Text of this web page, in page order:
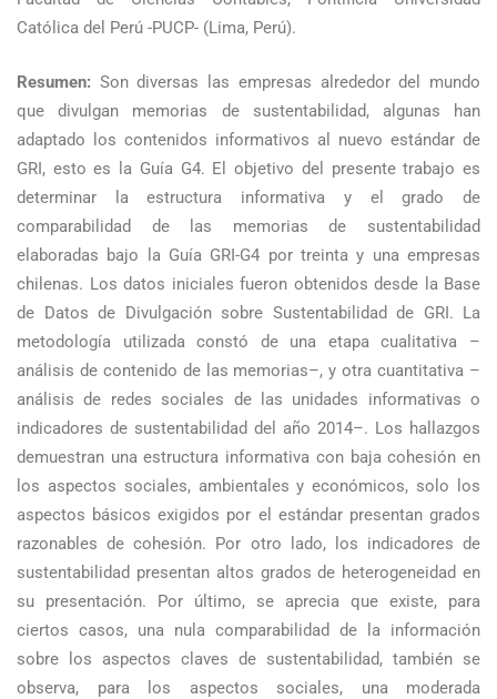
Católica del Perú -PUCP- (Lima, Perú).
Resumen: Son diversas las empresas alrededor del mundo
que divulgan memorias de sustentabilidad, algunas han
adaptado los contenidos informativos al nuevo estándar de
GRI, esto es la Guía G4. El objetivo del presente trabajo es
determinar la estructura informativa y el grado de
comparabilidad de las memorias de sustentabilidad
elaboradas bajo la Guía GRI-G4 por treinta y una empresas
chilenas. Los datos iniciales fueron obtenidos desde la Base
de Datos de Divulgación sobre Sustentabilidad de GRI. La
metodología utilizada constó de una etapa cualitativa –
análisis de contenido de las memorias–, y otra cuantitativa –
análisis de redes sociales de las unidades informativas o
indicadores de sustentabilidad del año 2014–. Los hallazgos
demuestran una estructura informativa con baja cohesión en
los aspectos sociales, ambientales y económicos, solo los
aspectos básicos exigidos por el estándar presentan grados
razonables de cohesión. Por otro lado, los indicadores de
sustentabilidad presentan altos grados de heterogeneidad en
su presentación. Por último, se aprecia que existe, para
ciertos casos, una nula comparabilidad de la información
sobre los aspectos claves de sustentabilidad, también se
observa, para los aspectos sociales, una moderada